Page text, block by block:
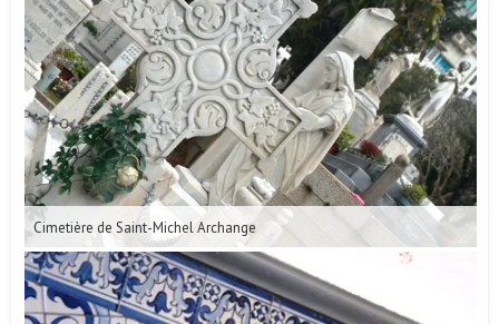
Cimetière de Saint-Michel Archange